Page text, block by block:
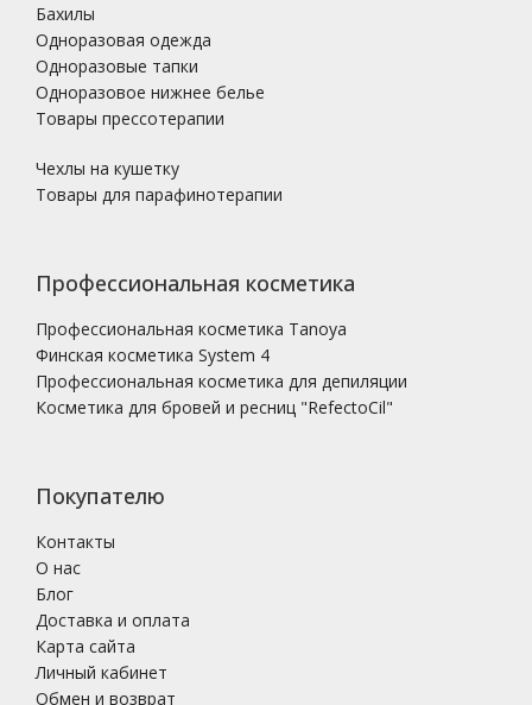
Бахилы
Одноразовая одежда
Одноразовые тапки
Одноразовое нижнее белье
Товары прессотерапии
Чехлы на кушетку
Товары для парафинотерапии
Профессиональная косметика
Профессиональная косметика Tanoya
Финская косметика System 4
Профессиональная косметика для депиляции
Косметика для бровей и ресниц "RefectoCil"
Покупателю
Контакты
О нас
Блог
Доставка и оплата
Карта сайта
Личный кабинет
Обмен и возврат